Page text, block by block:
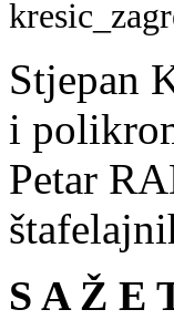
Stjepan
i
Petar
S A Ž E